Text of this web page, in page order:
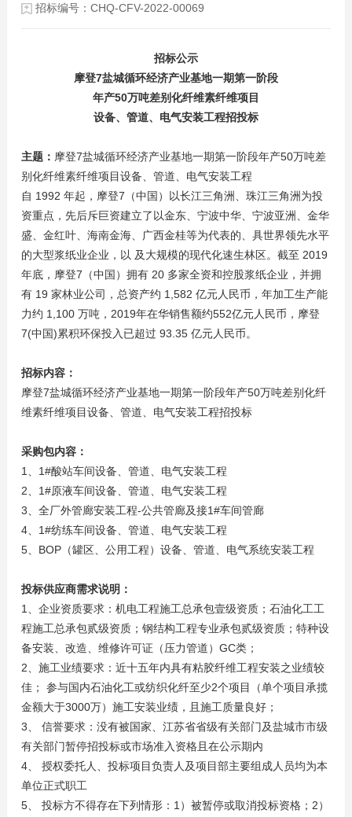
招标编号：CHQ-CFV-2022-00069
招标公示
摩登7盐城循环经济产业基地一期第一阶段
年产50万吨差别化纤维素纤维项目
设备、管道、电气安装工程招投标
主题： 摩登7盐城循环经济产业基地一期第一阶段年产50万吨差
别化纤维素纤维项目设备、管道、电气安装工程
自 1992 年起，摩登7（中国）以长江三角洲、珠江三角洲为投
资重点，先后斥巨资建立了以金东、宁波中华、宁波亚洲、金华
盛、金红叶、海南金海、广西金桂等为代表的、具世界领先水平
的大型浆纸业企业，以 及大规模的现代化速生林区。截至 2019
年底，摩登7（中国）拥有 20 多家全资和控股浆纸企业，并拥
有 19 家林业公司，总资产约 1,582 亿元人民币，年加工生产能
力约 1,100 万吨，2019年在华销售额约552亿元人民币，摩登
7(中国)累积环保投入已超过 93.35 亿元人民币。
招标内容：
摩登7盐城循环经济产业基地一期第一阶段年产50万吨差别化纤
维素纤维项目设备、管道、电气安装工程招投标
采购包内容：
1、1#酸站车间设备、管道、电气安装工程
2、1#原液车间设备、管道、电气安装工程
3、全厂外管廊安装工程-公共管廊及接1#车间管廊
4、1#纺练车间设备、管道、电气安装工程
5、BOP（罐区、公用工程）设备、管道、电气系统安装工程
投标供应商需求说明：
1、企业资质要求：机电工程施工总承包壹级资质；石油化工工
程施工总承包贰级资质；钢结构工程专业承包贰级资质；特种设
备安装、改造、维修许可证（压力管道）GC类；
2、施工业绩要求：近十五年内具有粘胶纤维工程安装之业绩较
佳； 参与国内石油化工或纺织化纤至少2个项目（单个项目承揽
金额大于3000万）施工安装业绩，且施工质量良好；
3、 信誉要求：没有被国家、江苏省省级有关部门及盐城市市级
有关部门暂停招投标或市场准入资格且在公示期内
4、 授权委托人、投标项目负责人及项目部主要组成人员均为本
单位正式职工
5、 投标方不得存在下列情形：1）被暂停或取消投标资格；2）